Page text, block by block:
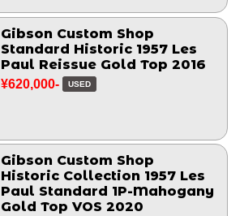
Gibson Custom Shop
Standard Historic 1957 Les
Paul Reissue Gold Top 2016
¥620,000- USED
Gibson Custom Shop
Historic Collection 1957 Les
Paul Standard 1P-Mahogany
Gold Top VOS 2020